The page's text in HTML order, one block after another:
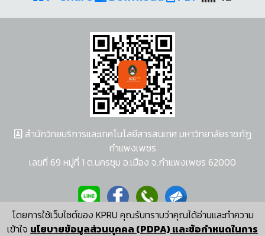
โดยการใช้เว็บไซต์ของ KPRU คุณรับทราบว่าคุณได้อ่านและทำความ
เข้าใจ นโยบายข้อมูลส่วนบุคคล (PDPA) และข้อกำหนดในการ
สำนักวิทยบริการและเทคโนโลยีสารสนเทศ มหาวิทยาลัยราชภัฏ
กำแพงเพชร
เลขที่ 69 หมู่ที่ 1 ต.นครชุม อ.เมือง จ.กำแพงเพชร 62000
ผู้พัฒนาระบบ อนุชา พวงผกา